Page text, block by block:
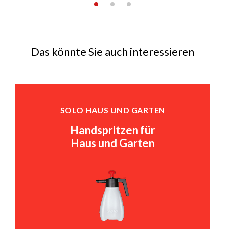
Das könnte Sie auch interessieren
SOLO HAUS UND GARTEN
Handspritzen für
Haus und Garten